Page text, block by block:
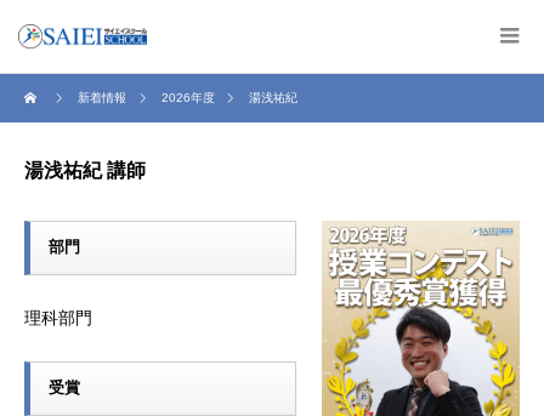
新着情報 2026年度 湯浅祐紀
湯浅祐紀 講師
部門
理科部門
受賞